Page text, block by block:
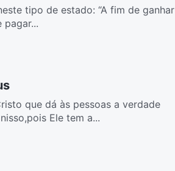
tipo de estado: “A fim de ganhar
pagar...
que dá às pessoas a verdade
Ele tem a...